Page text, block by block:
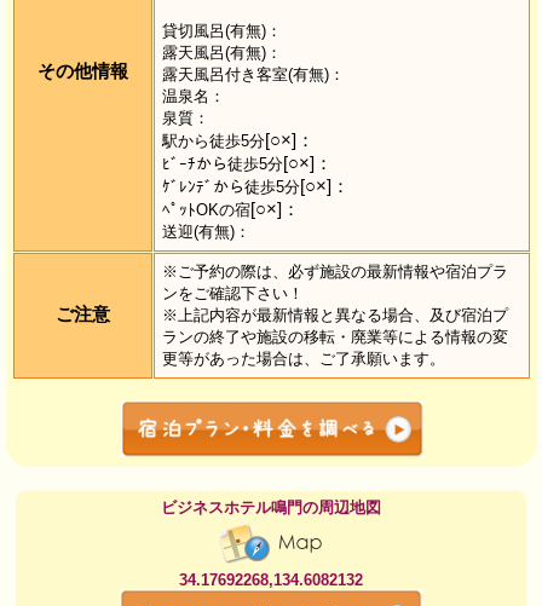
その他情報
貸切風呂(有無)：
露天風呂(有無)：
露天風呂付き客室(有無)：
温泉名：
泉質：
駅から徒歩5分[○×]：
ﾋﾞｰﾁから徒歩5分[○×]：
ｹﾞﾚﾝﾃﾞから徒歩5分[○×]：
ﾍﾟｯﾄOKの宿[○×]：
送迎(有無)：
ご注意
※ご予約の際は、必ず施設の最新情報や宿泊プラ
ンをご確認下さい！
※上記内容が最新情報と異なる場合、及び宿泊プ
ランの終了や施設の移転・廃業等による情報の変
更等があった場合は、ご了承願います。
ビジネスホテル鳴門の周辺地図
34.17692268,134.6082132